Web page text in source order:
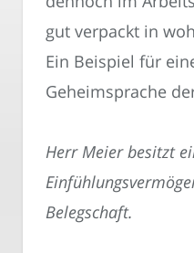
gut verpackt in
Ein Beispiel für
Geheimsprache
Herr Meier besitzt
Belegschaft.